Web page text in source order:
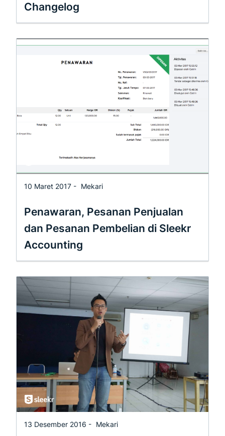
Changelog
10 Maret 2017 - Mekari
Penawaran, Pesanan Penjualan
dan Pesanan Pembelian di Sleekr
Accounting
13 Desember 2016 - Mekari